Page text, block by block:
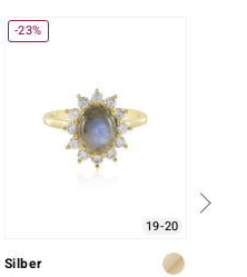
-23%
19-20
Silber